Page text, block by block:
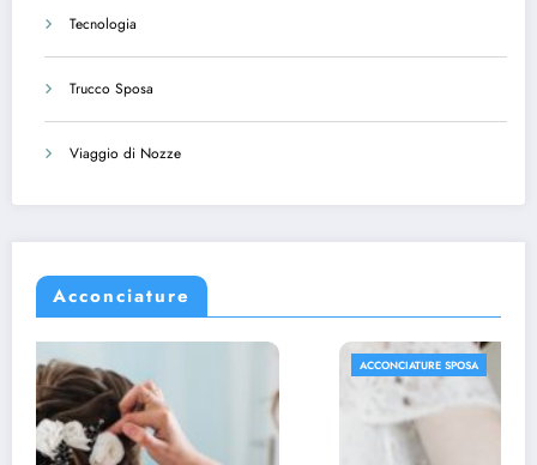
Tecnologia
Trucco Sposa
Viaggio di Nozze
Acconciature
ACCONCIATURE SPOSA